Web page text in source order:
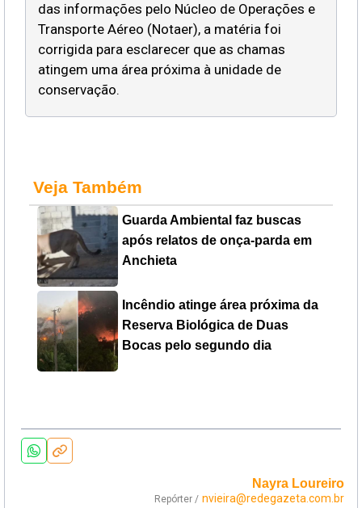
das informações pelo Núcleo de Operações e
Transporte Aéreo (Notaer), a matéria foi
corrigida para esclarecer que as chamas
atingem uma área próxima à unidade de
conservação.
Veja Também
Guarda Ambiental faz buscas
após relatos de onça-parda em
Anchieta
Incêndio atinge área próxima da
Reserva Biológica de Duas
Bocas pelo segundo dia
Nayra Loureiro
Repórter / nvieira@redegazeta.com.br